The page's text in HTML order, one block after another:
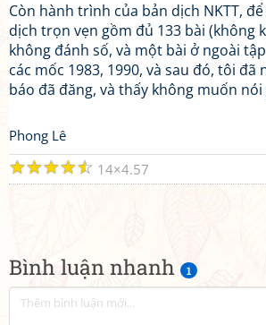
Bình luận nhanh 1
Còn hành trình của bản dịch NKTT,
dịch trọn vẹn gồm đủ 133 bài (không
không đánh số, và một bài ở ngoài
các mốc 1983, 1990, và sau đó, tôi đã
báo đã đăng, và thấy không muốn
Phong Lê
☆
☆
☆
☆
☆ 14 4.57